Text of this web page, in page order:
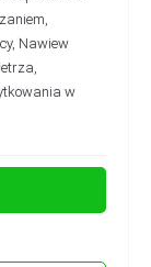
Nawiew
w